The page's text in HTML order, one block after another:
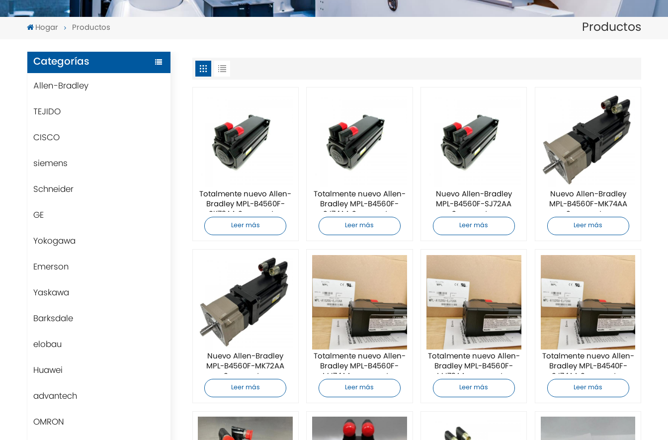
한국의
Hogar Productos Productos
Categorías
Allen-Bradley
TEJIDO
CISCO
siemens
Schneider
GE
Yokogawa
Emerson
Yaskawa
Barksdale
elobau
Huawei
advantech
OMRON
Totalmente nuevo Allen-
Bradley MPL-B4560F-
SK72AA Servomotor
Leer más
Totalmente nuevo Allen-
Bradley MPL-B4560F-
SJ74AA Servomotor
Leer más
Nuevo Allen-Bradley
MPL-B4560F-SJ72AA
Servomotor
Leer más
Nuevo Allen-Bradley
MPL-B4560F-MK74AA
Servomotor
Leer más
Nuevo Allen-Bradley
MPL-B4560F-MK72AA
Servomotor
Leer más
Totalmente nuevo Allen-
Bradley MPL-B4560F-
MJ74AA servomotor
Leer más
Totalmente nuevo Allen-
Bradley MPL-B4560F-
MJ72AA servomotor
Leer más
Totalmente nuevo Allen-
Bradley MPL-B4540F-
SJ74AA Servomotor
Leer más